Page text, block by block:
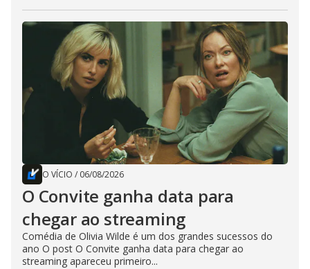
O VÍCIO / 06/08/2026
O Convite ganha data para
chegar ao streaming
Comédia de Olivia Wilde é um dos grandes sucessos do
ano O post O Convite ganha data para chegar ao
streaming apareceu primeiro...